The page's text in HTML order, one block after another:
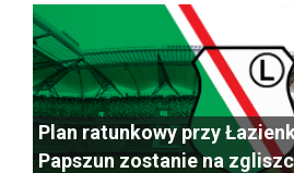
Plan ratunkowy przy
Papszun zostanie na